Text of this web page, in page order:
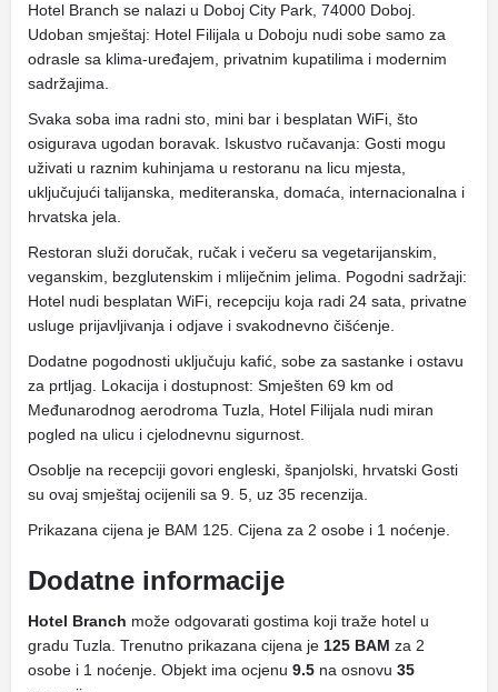
Hotel Branch se nalazi u Doboj City Park, 74000 Doboj.
Udoban smještaj: Hotel Filijala u Doboju nudi sobe samo za
odrasle sa klima-uređajem, privatnim kupatilima i modernim
sadržajima.
Svaka soba ima radni sto, mini bar i besplatan WiFi, što
osigurava ugodan boravak. Iskustvo ručavanja: Gosti mogu
uživati ​​u raznim kuhinjama u restoranu na licu mjesta,
uključujući talijanska, mediteranska, domaća, internacionalna i
hrvatska jela.
Restoran služi doručak, ručak i večeru sa vegetarijanskim,
veganskim, bezglutenskim i mliječnim jelima. Pogodni sadržaji:
Hotel nudi besplatan WiFi, recepciju koja radi 24 sata, privatne
usluge prijavljivanja i odjave i svakodnevno čišćenje.
Dodatne pogodnosti uključuju kafić, sobe za sastanke i ostavu
za prtljag. Lokacija i dostupnost: Smješten 69 km od
Međunarodnog aerodroma Tuzla, Hotel Filijala nudi miran
pogled na ulicu i cjelodnevnu sigurnost.
Osoblje na recepciji govori engleski, španjolski, hrvatski Gosti
su ovaj smještaj ocijenili sa 9. 5, uz 35 recenzija.
Prikazana cijena je BAM 125. Cijena za 2 osobe i 1 noćenje.
Dodatne informacije
Hotel Branch može odgovarati gostima koji traže hotel u
gradu Tuzla. Trenutno prikazana cijena je 125 BAM za 2
osobe i 1 noćenje. Objekt ima ocjenu 9.5 na osnovu 35